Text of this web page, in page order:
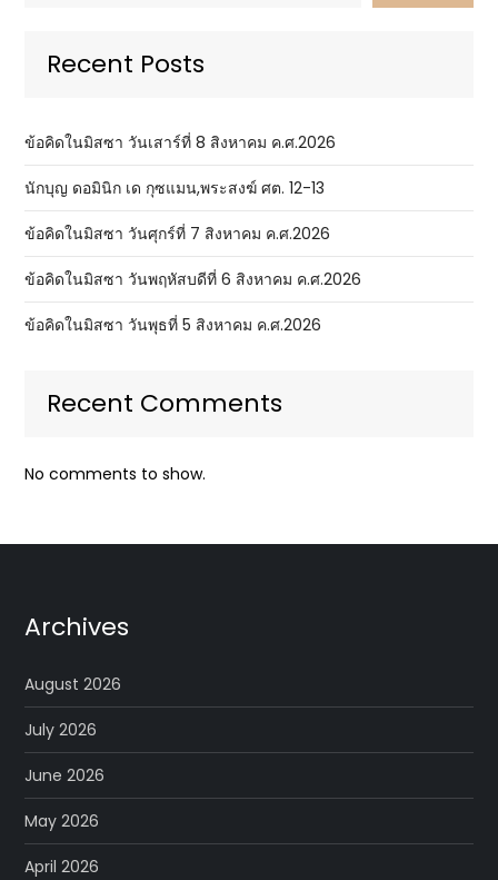
Recent Posts
ข้อคิดในมิสซา วันเสาร์ที่ 8 สิงหาคม ค.ศ.2026
นักบุญ ดอมินิก เด กุซแมน,พระสงฆ์ ศต. 12-13
ข้อคิดในมิสซา วันศุกร์ที่ 7 สิงหาคม ค.ศ.2026
ข้อคิดในมิสซา วันพฤหัสบดีที่ 6 สิงหาคม ค.ศ.2026
ข้อคิดในมิสซา วันพุธที่ 5 สิงหาคม ค.ศ.2026
Recent Comments
No comments to show.
Archives
August 2026
July 2026
June 2026
May 2026
April 2026